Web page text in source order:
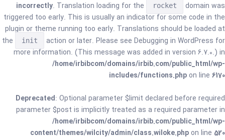
incorrectly. Translation loading for the rocket
domain was
triggered too early. This is usually an indicator for some code in the
plugin or theme running too early. Translations should be loaded at
the
init action or later. Please see Debugging in WordPress for
more information. (This message was added in version 6.7.0.) in
/home/irbibcom/domains/irbib.com/public_html/wp-
includes/functions.phpon line 6170
Deprecated: Optional parameter $limit declared before required
parameter $post is implicitly treated as a required parameter in
/home/irbibcom/domains/irbib.com/public_html/wp-
content/themes/wilcity/admin/class.wiloke.phpon line 520